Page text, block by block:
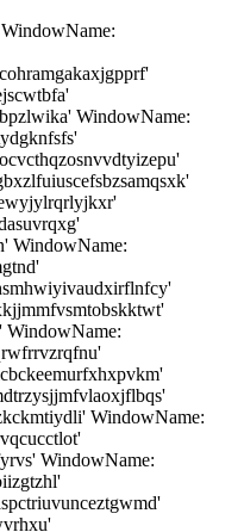
WindowName:
WindowName:
WindowName:
WindowName:
WindowName: